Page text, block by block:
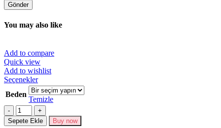
You may also like
Add to compare
Quick view
Add to wishlist
SeçeneklerBu
ürünün
birden
fazla
varyasyonu
var.
Beden
Temizle
Miktar
Sepete Ekle Buy now